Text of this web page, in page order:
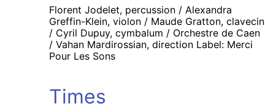
Florent Jodelet, percussion / Alexandra
Greffin-Klein, violon / Maude Gratton, clavecin
/ Cyril Dupuy, cymbalum / Orchestre de Caen
/ Vahan Mardirossian, direction Label: Merci
Pour Les Sons
Times